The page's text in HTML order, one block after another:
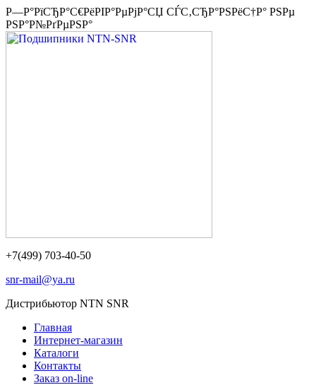
Р—Р°РїСЂР°С€РёРІР°РµРјР°СЏ СЃС‚СЂР°РЅРёС†Р° РЅРµ
РЅР°Р№РґРµРЅР°
+7(499) 703-40-50
snr-mail@ya.ru
Дистрибьютор NTN SNR
Главная
Интернет-магазин
Каталоги
Контакты
Заказ on-line